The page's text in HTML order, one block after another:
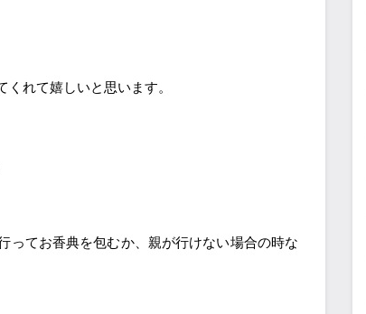
れて嬉しいと思います。
ってお香典を包むか、親が行けない場合の時な